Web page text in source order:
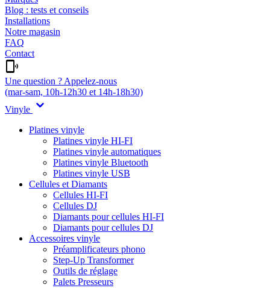
Blog : tests et conseils
Installations
Notre magasin
FAQ
Contact
Une question ? Appelez-nous
(mar-sam, 10h-12h30 et 14h-18h30)
Vinyle
Platines vinyle
Platines vinyle HI-FI
Platines vinyle automatiques
Platines vinyle Bluetooth
Platines vinyle USB
Cellules et Diamants
Cellules HI-FI
Cellules DJ
Diamants pour cellules HI-FI
Diamants pour cellules DJ
Accessoires vinyle
Préamplificateurs phono
Step-Up Transformer
Outils de réglage
Palets Presseurs